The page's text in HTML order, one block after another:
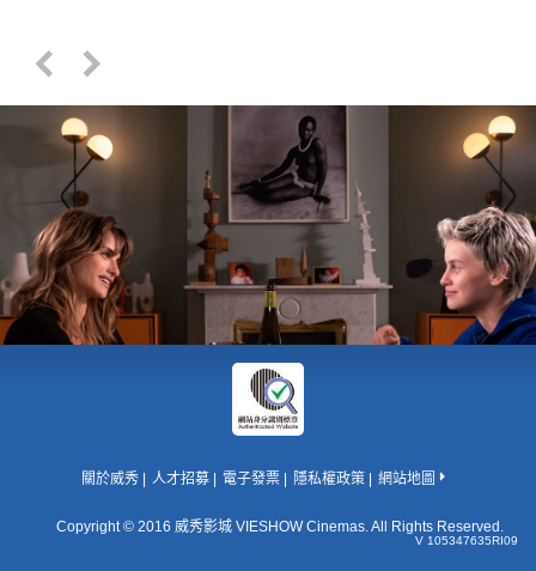
Copyright © 2016 威秀影城 VIESHOW Cinemas. All Rights Reserved.
關於威秀 人才招募 電子發票 隱私權政策 網站地圖
V 105347635RI09